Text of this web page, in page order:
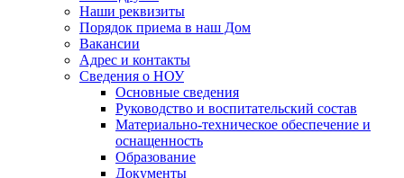
Наши реквизиты
Порядок приема в наш Дом
Вакансии
Адрес и контакты
Сведения о НОУ
Основные сведения
Руководство и воспитательский состав
Материально-техническое обеспечение и
оснащенность
Образование
Документы